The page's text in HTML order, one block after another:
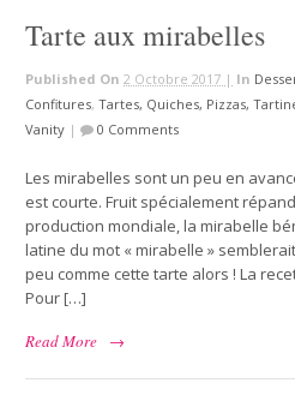
Tarte aux mirabelles
Published On2 Octobre 2017 | In
Confitures,Tartes, Quiches, Pizzas,
Vanity | 0 Comments
Les mirabelles sont un peu en
est courte. Fruit spécialement
production mondiale, la mirabelle
latine du mot « mirabelle »
peu comme cette tarte alors ! La
Pour […]
Read More
→